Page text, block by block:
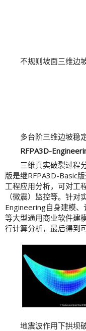
不规则坡面三维边
多台阶三维边坡稳
RFPA3D-
三维真实破裂过程
版是继RFPA3D-Basic
工程应用分析，可对工
（微震）监控等。针
Engineering自身建模、
等大型通用商业软件建
行计算分析，最后得到
地震波作用下拱坝